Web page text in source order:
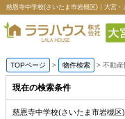
慈恩寺中学校(さいたま市岩槻区)｜大宮
TOPページ > 物件検索 > 不動産
現在の検索条件
慈恩寺中学校(さいたま市岩槻区)